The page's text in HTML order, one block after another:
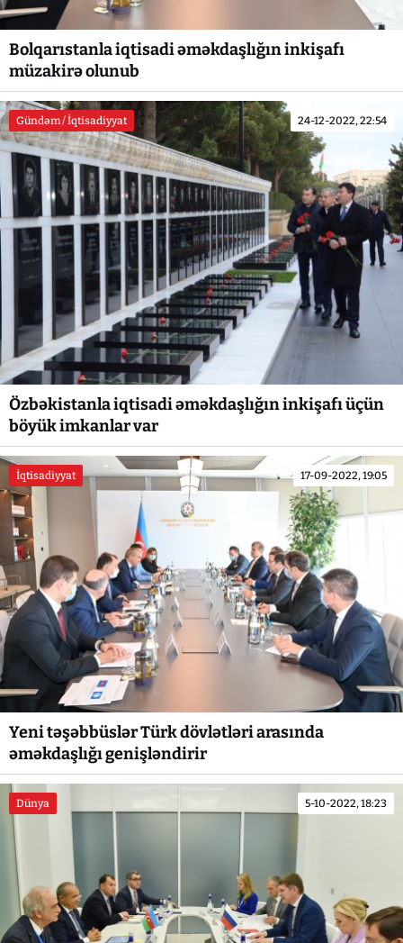
Bolqarıstanla iqtisadi əməkdaşlığın inkişafı
müzakirə olunub
Gündəm / İqtisadiyyat 24-12-2022, 22:54
Özbəkistanla iqtisadi əməkdaşlığın inkişafı üçün
böyük imkanlar var
İqtisadiyyat 17-09-2022, 19:05
Yeni təşəbbüslər Türk dövlətləri arasında
əməkdaşlığı genişləndirir
Dünya 5-10-2022, 18:23